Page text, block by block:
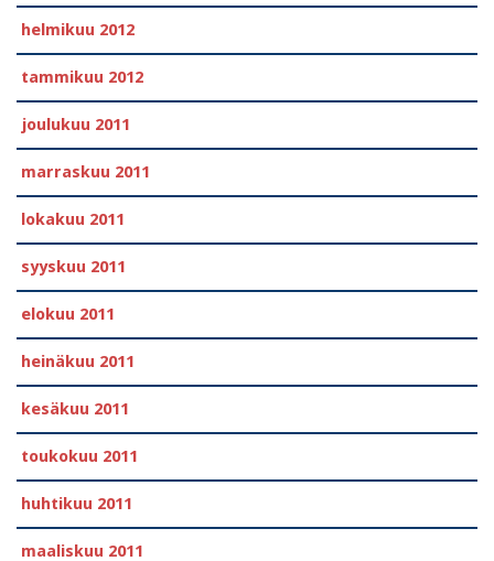
helmikuu 2012
tammikuu 2012
joulukuu 2011
marraskuu 2011
lokakuu 2011
syyskuu 2011
elokuu 2011
heinäkuu 2011
kesäkuu 2011
toukokuu 2011
huhtikuu 2011
maaliskuu 2011